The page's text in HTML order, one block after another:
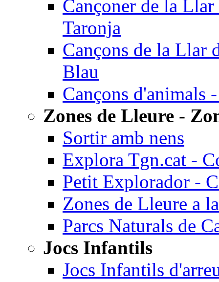
Cançoner de la
Taronja
Cançons de la Llar
Blau
Cançons d'animals
Zones de Lleure -
Sortir amb nens
Explora Tgn.cat -
Petit Explorador -
Zones de Lleure a
Parcs Naturals de
Jocs Infantils
Jocs Infantils